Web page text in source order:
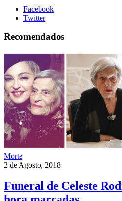
Facebook
Twitter
Recomendados
Morte
2 de Agosto, 2018
Funeral de Celeste